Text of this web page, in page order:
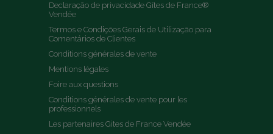
Declaração de privacidade Gîtes de France®
Vendée
Termos e Condições Gerais de Utilização para
Comentários de Clientes
Conditions générales de vente
Mentions légales
Foire aux questions
Conditions générales de vente pour les
professionnels
Les partenaires Gites de France Vendée